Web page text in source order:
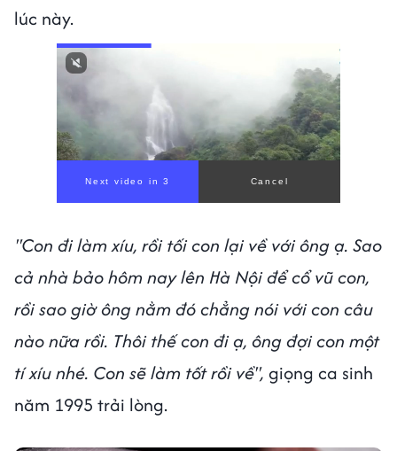
lúc này.
Next video in 1 Cancel
"Con đi làm xíu, rồi tối con lại về với ông ạ. Sao
cả nhà bảo hôm nay lên Hà Nội để cổ vũ con,
rồi sao giờ ông nằm đó chẳng nói với con câu
nào nữa rồi. Thôi thế con đi ạ, ông đợi con một
tí xíu nhé. Con sẽ làm tốt rồi về", giọng ca sinh
năm 1995 trải lòng.